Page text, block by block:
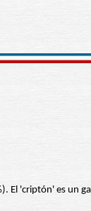
El 'criptón' es un